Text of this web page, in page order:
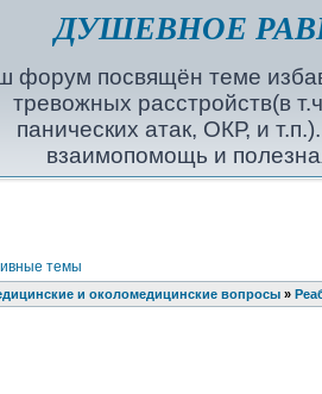
ДУШЕВНОЕ
форум посвящён теме
тревожных расстройств(в
панических атак, ОКР, и
взаимопомощь и
темы
и околомедицинские вопросы»